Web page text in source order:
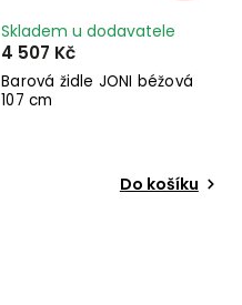
Barová židle JONI béžová
107 cm
Skladem u dodavatele
4 507 Kč
Do košíku